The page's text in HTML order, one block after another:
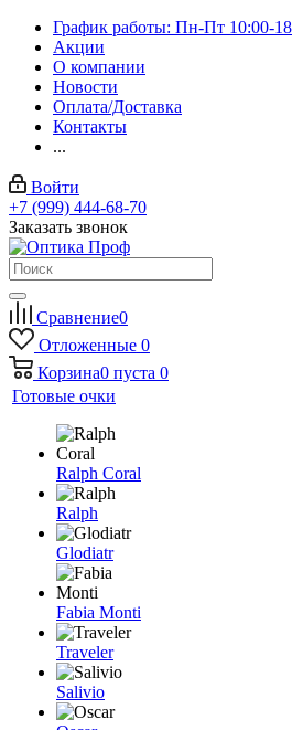
График работы: Пн-Пт 10:00-
Акции
О компании
Новости
Оплата/Доставка
Контакты
...
Войти
+7 (999) 444-68-70
Заказать звонок
Сравнение0
Отложенные 0
Корзина0 пуста 0
Готовые очки
Ralph Coral
Ralph
Glodiatr
Fabia Monti
Traveler
Salivio